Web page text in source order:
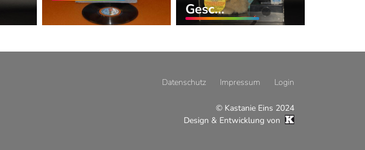
Gesc…
Datenschutz Impressum Login
© Kastanie Eins 2024
Design & Entwicklung von